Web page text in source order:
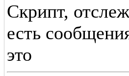
Скрипт,
есть
это